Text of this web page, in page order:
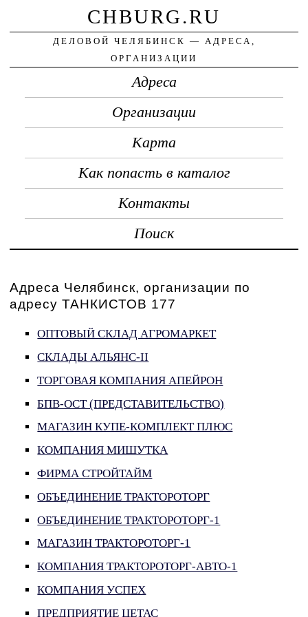
CHBURG.RU
ДЕЛОВОЙ ЧЕЛЯБИНСК — АДРЕСА,
ОРГАНИЗАЦИИ
Адреса
Организации
Карта
Как попасть в каталог
Контакты
Поиск
Адреса Челябинск, организации по
адресу ТАНКИСТОВ 177
ОПТОВЫЙ СКЛАД АГРОМАРКЕТ
СКЛАДЫ АЛЬЯНС-II
ТОРГОВАЯ КОМПАНИЯ АПЕЙРОН
БПВ-ОСТ (ПРЕДСТАВИТЕЛЬСТВО)
МАГАЗИН КУПЕ-КОМПЛЕКТ ПЛЮС
КОМПАНИЯ МИШУТКА
ФИРМА СТРОЙТАЙМ
ОБЪЕДИНЕНИЕ ТРАКТОРОТОРГ
ОБЪЕДИНЕНИЕ ТРАКТОРОТОРГ-1
МАГАЗИН ТРАКТОРОТОРГ-1
КОМПАНИЯ ТРАКТОРОТОРГ-АВТО-1
КОМПАНИЯ УСПЕХ
ПРЕДПРИЯТИЕ ЦЕТАС